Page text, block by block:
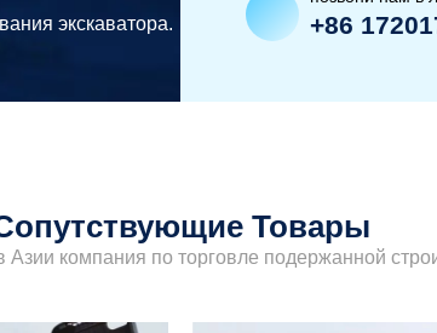
экскаватора.
+86
Товары
компания по торговле подержанной